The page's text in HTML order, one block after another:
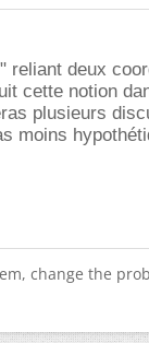
reliant deux
cette notion
plusieurs
moins
change the